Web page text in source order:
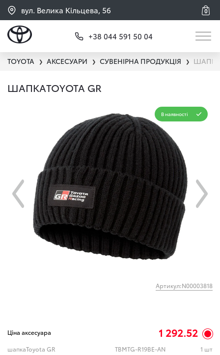
вул. Велика Кільцева, 56 0
+38 044 591 50 04
TOYOTA ❯ АКСЕСУАРИ ❯ СУВЕНІРНА ПРОДУКЦІЯ ❯
ШАПКАTOYOTA GR
В наявності
Артикул:N00003818
Ціна аксесуара 1 292.52
шапкаToyota GR TBMTG-R19BE-AN 1 шт